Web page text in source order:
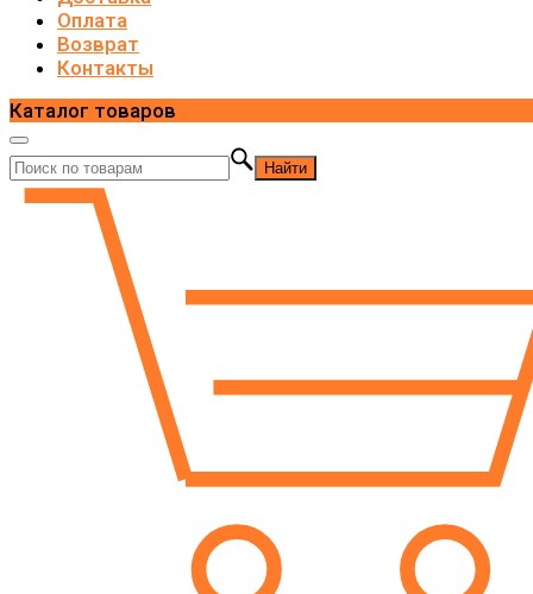
Оплата
Возврат
Контакты
Каталог товаров
Найти